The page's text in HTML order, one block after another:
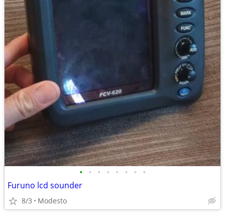
• • • • • • • •
Furuno lcd sounder
8/3 Modesto